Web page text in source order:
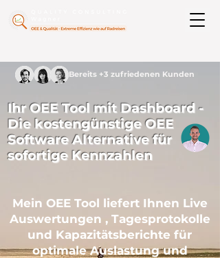
Bereits +3 zufriedenen Kunden
Ihr OEE Tool mit Dashboard -
Die kostengünstige OEE
Software Alternative für
sofortige Kennzahlen
Mein OEE Tool liefert Ihnen Live
Auswertungen , Tagesprotokolle
und Kapazitätsberichte für
optimale Auslastung und